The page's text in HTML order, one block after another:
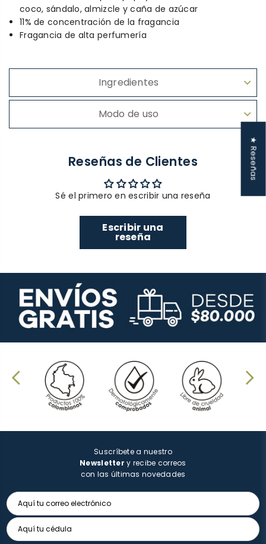
coco, sándalo, almizcle y caña de azúcar
11% de concentración de la fragancia
Fragancia de alta perfumería
Ingredientes
Modo de uso
Reseñas de Clientes
Sé el primero en escribir una reseña
Escribir una
reseña
Suscríbete a nuestro
Newsletter y recibe correos
con las últimas novedades
★ Reseñas